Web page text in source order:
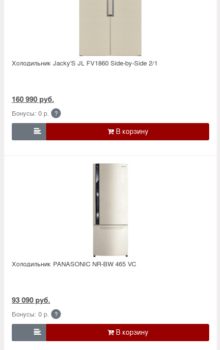
Холодильник Jacky'S JL FV1860 Side-by-Side 2/1
160 990 руб.
Бонусы: 0 р. ?

Холодильник PANASONIC NR-BW 465 VC
93 090 руб.
Бонусы: 0 р. ?
